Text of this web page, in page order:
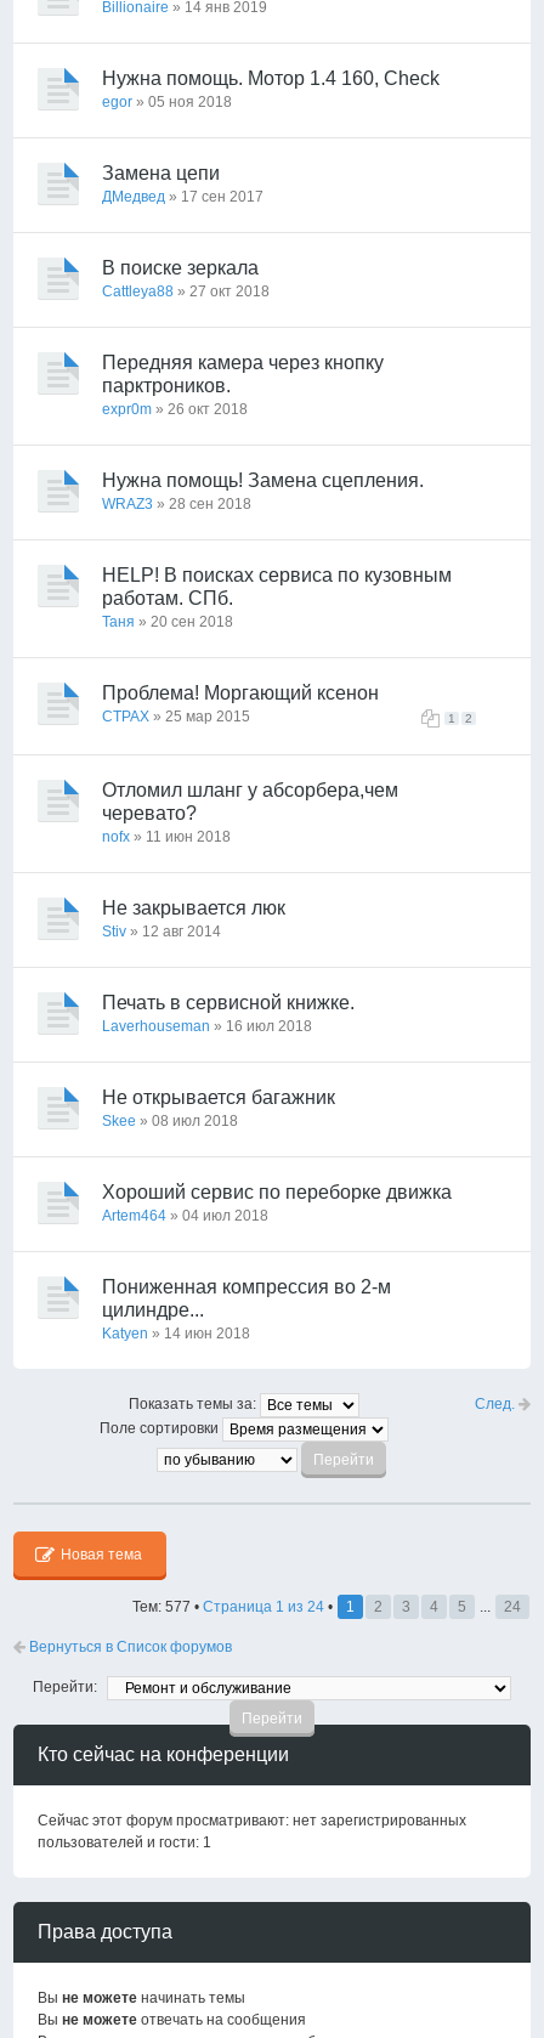
Billionaire » 14 янв 2019
Нужна помощь. Мотор 1.4 160, Check
egor » 05 ноя 2018
Замена цепи
ДМедвед » 17 сен 2017
В поиске зеркала
Cattleya88 » 27 окт 2018
Передняя камера через кнопку
парктроников.
expr0m » 26 окт 2018
Нужна помощь! Замена сцепления.
WRAZ3 » 28 сен 2018
HELP! В поисках сервиса по кузовным
работам. СПб.
Таня » 20 сен 2018
Проблема! Моргающий ксенон
1 2
CTPAX » 25 мар 2015
Отломил шланг у абсорбера,чем
черевато?
nofx » 11 июн 2018
Не закрывается люк
Stiv » 12 авг 2014
Печать в сервисной книжке.
Laverhouseman » 16 июл 2018
Не открывается багажник
Skee » 08 июл 2018
Хороший сервис по переборке движка
Artem464 » 04 июл 2018
Пониженная компрессия во 2-м
цилиндре...
Katyen » 14 июн 2018
След.
Показать темы за:
Поле сортировки
Новая тема
Тем: 577 • Страница 1 из 24• 1 2 3 4 5 ... 24
Вернуться в Список форумов
Перейти:
Кто сейчас на конференции
Сейчас этот форум просматривают: нет зарегистрированных
пользователей и гости: 1
Права доступа
Выне можете начинать темы
Выне можете отвечать на сообщения